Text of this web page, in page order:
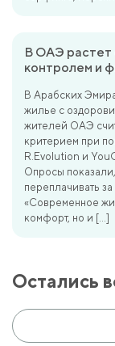
В ОАЭ растет
контролем и
В Арабских
жилье с
жителей ОАЭ
критерием при
R.Evolution и
Опросы
переплачивать
«Современное
комфорт, но и […]
Остались